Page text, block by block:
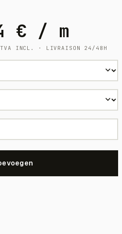
€ / m
TVA INCL. · LIVRAISON 24/48H